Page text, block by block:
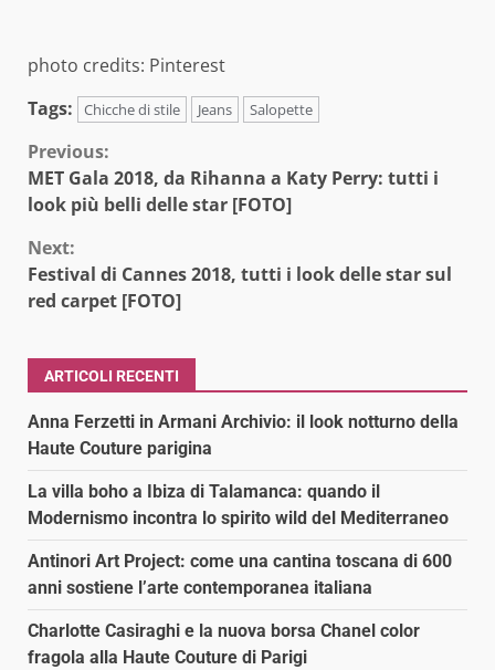
photo credits: Pinterest
Tags:
Chicche di stile Jeans Salopette
Continue
Reading
Previous:
MET Gala 2018, da Rihanna a Katy Perry: tutti i
look più belli delle star [FOTO]
Next:
Festival di Cannes 2018, tutti i look delle star sul
red carpet [FOTO]
ARTICOLI RECENTI
Anna Ferzetti in Armani Archivio: il look notturno della
Haute Couture parigina
La villa boho a Ibiza di Talamanca: quando il
Modernismo incontra lo spirito wild del Mediterraneo
Antinori Art Project: come una cantina toscana di 600
anni sostiene l’arte contemporanea italiana
Charlotte Casiraghi e la nuova borsa Chanel color
fragola alla Haute Couture di Parigi